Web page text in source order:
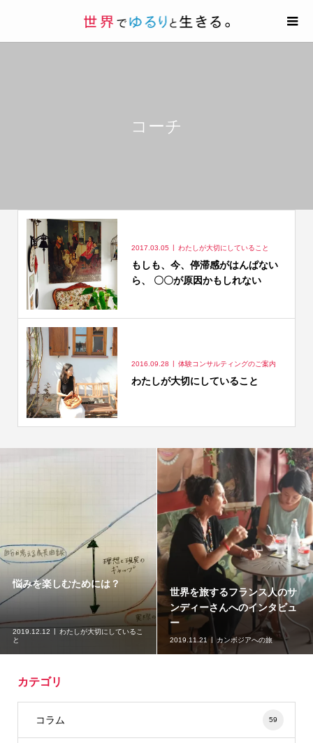
コーチ
2017.03.05 わたしが大切にしていること
もしも、今、停滞感がはんぱない
ら、 〇〇が原因かもしれない
2016.09.28 体験コンサルティングのご案内
わたしが大切にしていること
悩みを楽しむためには？
2019.12.12
わたしが大切にしているこ
と
世界を旅するフランス人のサ
ンディーさんへのインタビュ
ー
2019.11.21 カンボジアへの旅
カテゴリ
コラム 59